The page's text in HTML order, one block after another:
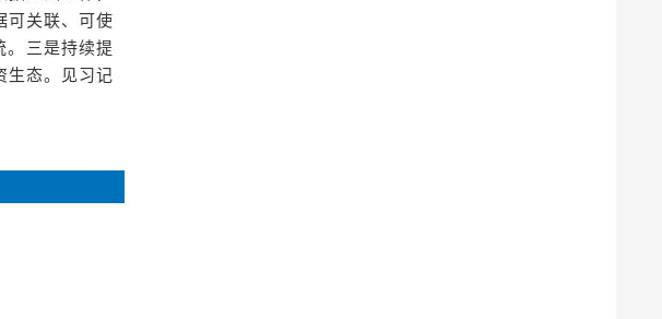
可关联、可使
。三是持续提
生态。见习记